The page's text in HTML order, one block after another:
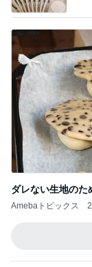
ダレない生地のた
Amebaトピックス